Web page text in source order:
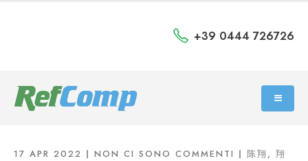
+39 0444 726726
17 APR 2022 NON CI SONO COMMENTI 陈翔, 翔